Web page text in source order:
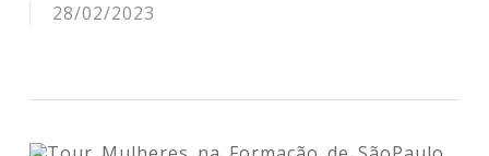
28/02/2023